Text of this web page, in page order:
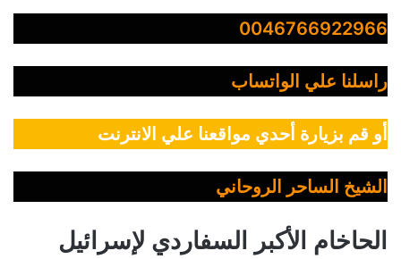
0046766922966
راسلنا علي الواتساب
أو قم بزيارة أحدي مواقعنا علي الانترنت
الشيخ الساحر الروحاني
الحاخام الأكبر السفاردي لإسرائيل